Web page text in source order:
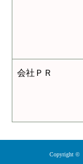
会社ＰＲ
Copyright ©